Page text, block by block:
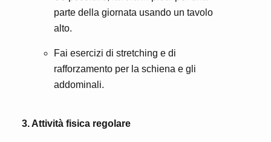
parte della giornata usando un tavolo
alto.
Fai esercizi di stretching e di
rafforzamento per la schiena e gli
addominali.
3. Attività fisica regolare